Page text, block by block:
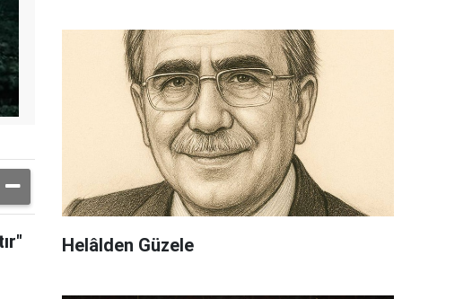
Helâlden Güzele